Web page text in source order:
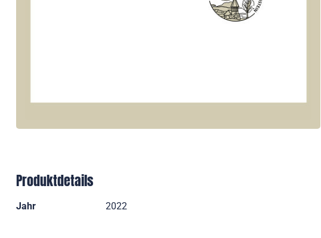
Produktdetails
Jahr 2022